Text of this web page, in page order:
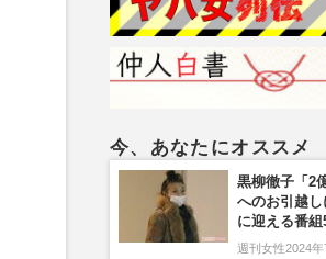
今、あなたにオススメ
黒柳徹子「2
へのお引越
に迎える番
週刊女性2024